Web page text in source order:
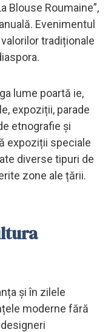
Blouse Roumaine”,
Evenimentul
tradiționale
lume poartă ie,
expoziții, parade
etnografie și
expoziții speciale
diverse tipuri de
zone ale țării.
și în zilele
moderne fără